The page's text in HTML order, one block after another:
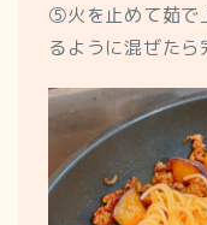
⑤火を止めて茹で
るように混ぜたら